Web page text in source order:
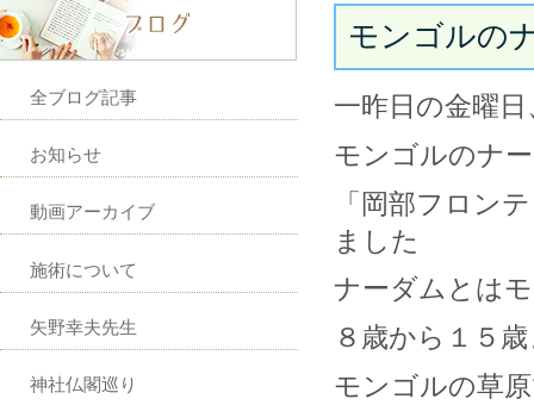
モンゴルの
一昨日の金曜
モンゴルのナ
「岡部フロン
ました
ナーダムとは
８歳から１５
モンゴルの草
全ブログ記事
お知らせ
動画アーカイブ
施術について
矢野幸夫先生
神社仏閣巡り